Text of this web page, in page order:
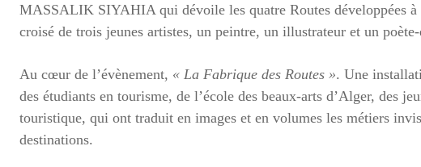
MASSALIK SIYAHIA qui dévoile les quatre Routes développées
croisé de trois jeunes artistes, un peintre, un illustrateur et un
Au cœur de l’évènement, « La Fabrique des Routes ». Une
des étudiants en tourisme, de l’école des beaux-arts d’Alger, des
touristique, qui ont traduit en images et en volumes les métiers
destinations.